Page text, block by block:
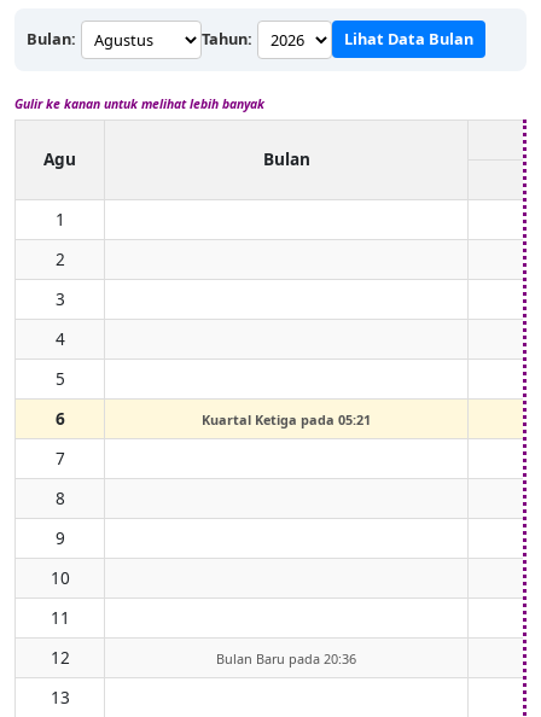
Bulan: Tahun: Lihat Data Bulan
Gulir ke kanan untuk melihat lebih banyak
Agu Bulan
1
2
3
4
5
6
Kuartal Ketiga pada 05:21
7
8
9
10
11
12
Bulan Baru pada 20:36
13